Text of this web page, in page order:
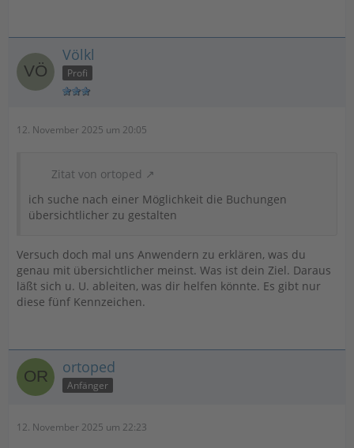
Völkl
Profi
12. November 2025 um 20:05
Zitat von ortoped
ich suche nach einer Möglichkeit die Buchungen
übersichtlicher zu gestalten
Versuch doch mal uns Anwendern zu erklären, was du
genau mit übersichtlicher meinst. Was ist dein Ziel. Daraus
läßt sich u. U. ableiten, was dir helfen könnte. Es gibt nur
diese fünf Kennzeichen.
ortoped
Anfänger
12. November 2025 um 22:23